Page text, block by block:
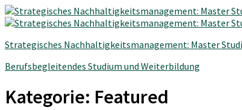
Strategisches Nachhaltigkeitsmanagement: Master
Berufsbegleitendes Studium und Weiterbildung
Kategorie: Featured